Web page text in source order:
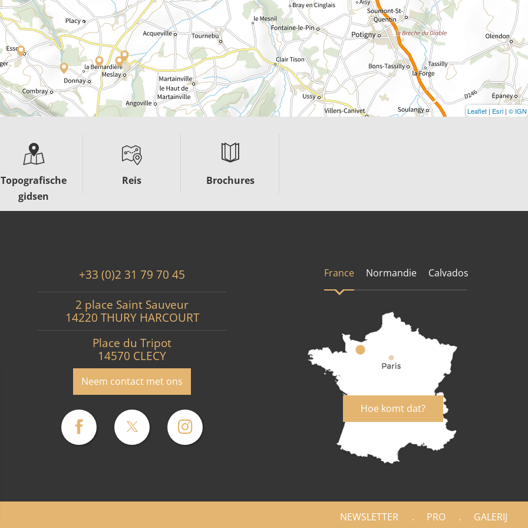
Leaflet | Esri | © IGN
Topografische
gidsen
Reis Brochures
+33 (0)2 31 79 70 45
2 place Saint Sauveur
14220 THURY HARCOURT
Place du Tripot
14570 CLECY
Neem contact met ons
France Normandie Calvados
Hoe komt dat?
NEWSLETTER PRO GALERIJ